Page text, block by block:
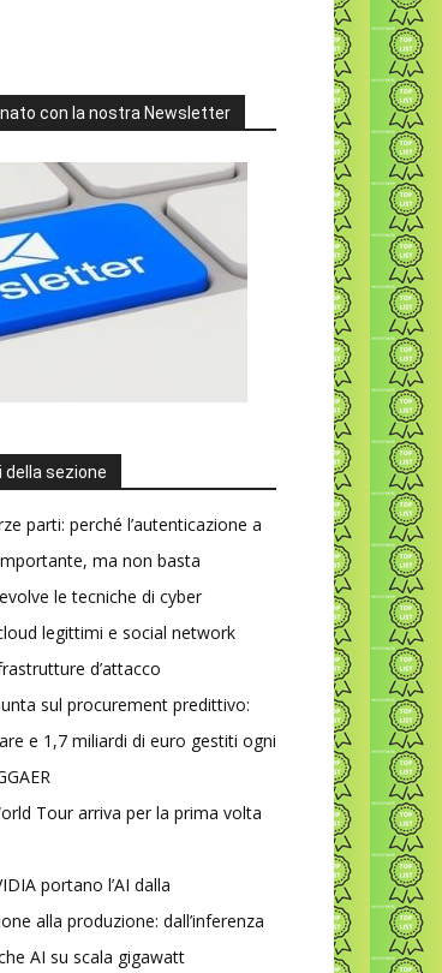
con la nostra Newsletter
sezione
parti: perché l’autenticazione a
ma non basta
le tecniche di cyber
legittimi e social network
d’attacco
sul procurement predittivo:
e 1,7 miliardi di euro gestiti ogni
Tour arriva per la prima volta
portano l’AI dalla
alla produzione: dall’inferenza
AI su scala gigawatt